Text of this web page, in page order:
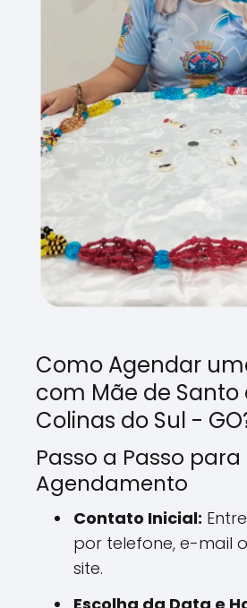
Como Agendar
com Mãe de Santo
Colinas do Sul -
Passo a Passo para
Agendamento
Contato Inicial:
por telefone, e-mail
site.